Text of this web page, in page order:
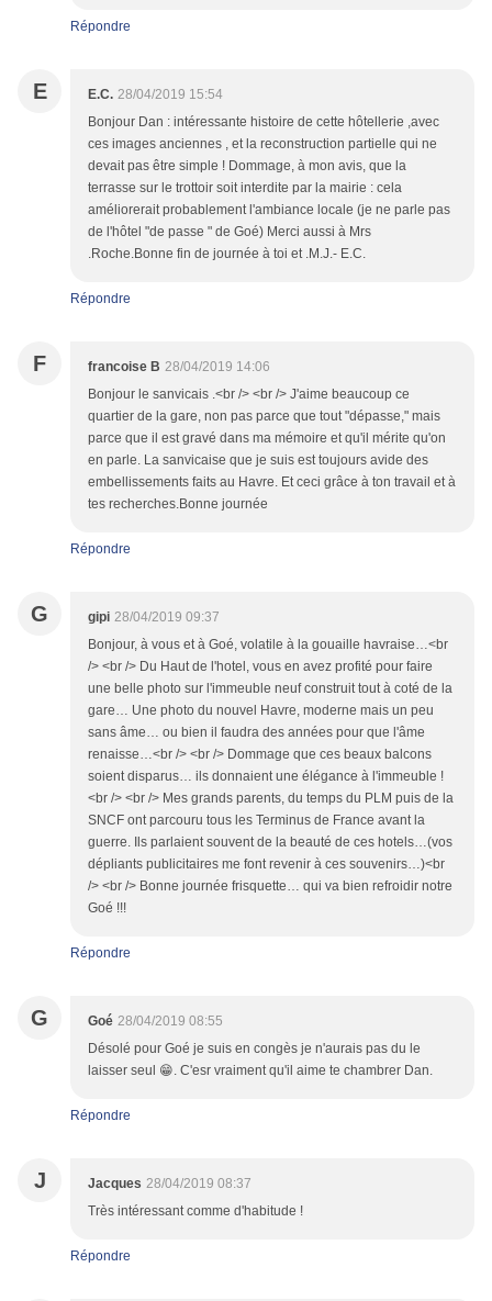
Répondre
E E.C. 28/04/2019 15:54
Bonjour Dan : intéressante histoire de cette hôtellerie ,avec
ces images anciennes , et la reconstruction partielle qui ne
devait pas être simple ! Dommage, à mon avis, que la
terrasse sur le trottoir soit interdite par la mairie : cela
améliorerait probablement l'ambiance locale (je ne parle pas
de l'hôtel "de passe " de Goé) Merci aussi à Mrs
.Roche.Bonne fin de journée à toi et .M.J.- E.C.
Répondre
F francoise B 28/04/2019 14:06
Bonjour le sanvicais .<br /> <br /> J'aime beaucoup ce
quartier de la gare, non pas parce que tout "dépasse," mais
parce que il est gravé dans ma mémoire et qu'il mérite qu'on
en parle. La sanvicaise que je suis est toujours avide des
embellissements faits au Havre. Et ceci grâce à ton travail et à
tes recherches.Bonne journée
Répondre
G gipi 28/04/2019 09:37
Bonjour, à vous et à Goé, volatile à la gouaille havraise…<br
/> <br /> Du Haut de l'hotel, vous en avez profité pour faire
une belle photo sur l'immeuble neuf construit tout à coté de la
gare… Une photo du nouvel Havre, moderne mais un peu
sans âme… ou bien il faudra des années pour que l'âme
renaisse…<br /> <br /> Dommage que ces beaux balcons
soient disparus… ils donnaient une élégance à l'immeuble !
<br /> <br /> Mes grands parents, du temps du PLM puis de la
SNCF ont parcouru tous les Terminus de France avant la
guerre. Ils parlaient souvent de la beauté de ces hotels…(vos
dépliants publicitaires me font revenir à ces souvenirs…)<br
/> <br /> Bonne journée frisquette… qui va bien refroidir notre
Goé !!!
Répondre
G Goé 28/04/2019 08:55
Désolé pour Goé je suis en congès je n'aurais pas du le
laisser seul 😁. C'esr vraiment qu'il aime te chambrer Dan.
Répondre
J Jacques 28/04/2019 08:37
Très intéressant comme d'habitude !
Répondre